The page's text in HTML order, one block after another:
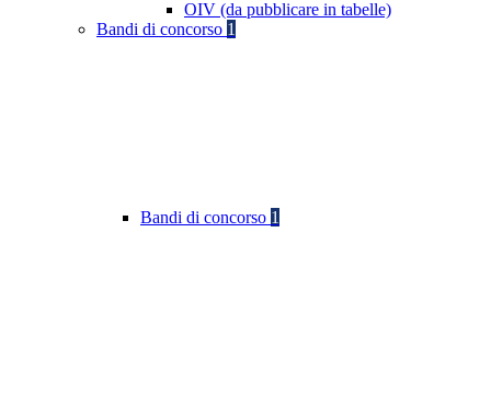
OIV (da pubblicare in tabelle)
Bandi di concorso 1
Bandi di concorso 1